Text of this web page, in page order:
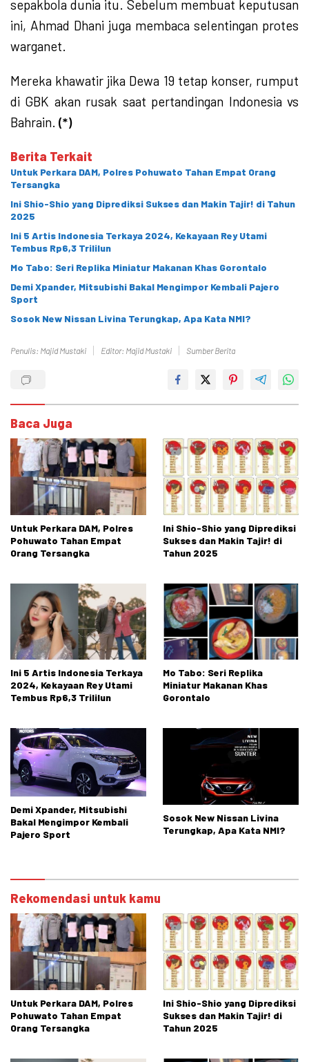
sepakbola dunia itu. Sebelum membuat keputusan
ini, Ahmad Dhani juga membaca selentingan protes
warganet.
Mereka khawatir jika Dewa 19 tetap konser, rumput
di GBK akan rusak saat pertandingan Indonesia vs
Bahrain. (*)
Berita Terkait
Untuk Perkara DAM, Polres Pohuwato Tahan Empat Orang
Tersangka
Ini Shio-Shio yang Diprediksi Sukses dan Makin Tajir! di Tahun
2025
Ini 5 Artis Indonesia Terkaya 2024, Kekayaan Rey Utami
Tembus Rp6,3 Trililun
Mo Tabo: Seri Replika Miniatur Makanan Khas Gorontalo
Demi Xpander, Mitsubishi Bakal Mengimpor Kembali Pajero
Sport
Sosok New Nissan Livina Terungkap, Apa Kata NMI?
Penulis: Majid Mustaki Editor: Majid Mustaki Sumber Berita
Baca Juga
Untuk Perkara DAM, Polres
Pohuwato Tahan Empat
Orang Tersangka
Ini Shio-Shio yang Diprediksi
Sukses dan Makin Tajir! di
Tahun 2025
Ini 5 Artis Indonesia Terkaya
2024, Kekayaan Rey Utami
Tembus Rp6,3 Trililun
Mo Tabo: Seri Replika
Miniatur Makanan Khas
Gorontalo
Demi Xpander, Mitsubishi
Bakal Mengimpor Kembali
Pajero Sport
Sosok New Nissan Livina
Terungkap, Apa Kata NMI?
Rekomendasi untuk kamu
Untuk Perkara DAM, Polres
Pohuwato Tahan Empat
Orang Tersangka
Ini Shio-Shio yang Diprediksi
Sukses dan Makin Tajir! di
Tahun 2025